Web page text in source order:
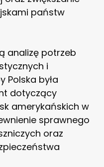
państw
analizę potrzeb
i
Polska była
dotyczący
amerykańskich w
sprawnego
oraz